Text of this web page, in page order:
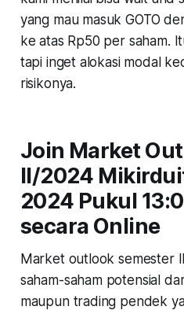
yang mau masuk GOTO
ke atas Rp50 per saham.
tapi inget alokasi modal
risikonya.
Join Market
II/2024
2024 Pukul
secara Online
Market outlook semester
saham-saham potensial
maupun trading pendek